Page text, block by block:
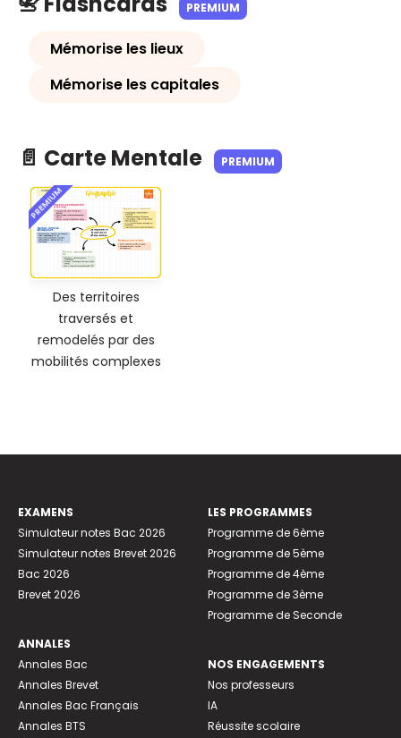
PREMIUM
Mémorise les lieux
Mémorise les capitales
📄 Carte Mentale PREMIUM
PREMIUM
Des territoires
traversés et
remodelés par des
mobilités complexes
EXAMENS
Simulateur notes Bac 2026
Simulateur notes Brevet 2026
Bac 2026
Brevet 2026
ANNALES
Annales Bac
Annales Brevet
Annales Bac Français
Annales BTS
LES PROGRAMMES
Programme de 6ème
Programme de 5ème
Programme de 4ème
Programme de 3ème
Programme de Seconde
NOS ENGAGEMENTS
Nos professeurs
IA
Réussite scolaire